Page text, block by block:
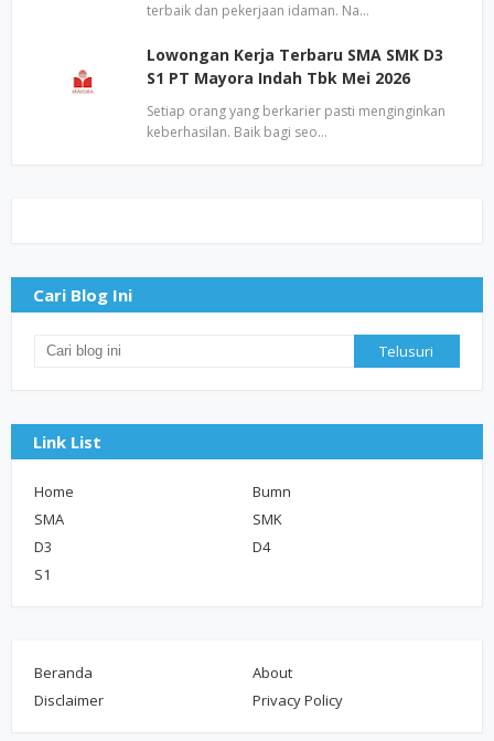
terbaik dan pekerjaan idaman. Na…
Lowongan Kerja Terbaru SMA SMK D3
S1 PT Mayora Indah Tbk Mei 2026
Setiap orang yang berkarier pasti menginginkan
keberhasilan. Baik bagi seo…
Cari Blog Ini
Link List
Home
Bumn
SMA
SMK
D3
D4
S1
Beranda
About
Disclaimer
Privacy Policy